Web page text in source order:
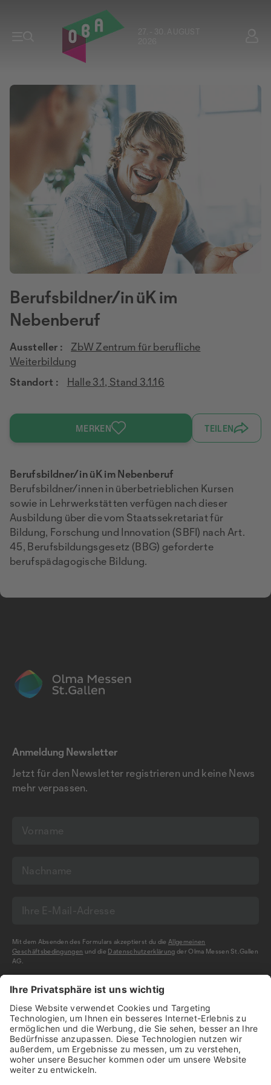
27. - 30. AUGUST
Berufsbildner/in üK im
Nebenberuf
Aussteller :
ZbW Zentrum für berufliche
Weiterbildung
Standort :
Halle 3.1, Stand 3.1.16
MERKEN TEILEN
Berufsbildner/in üK im Nebenberuf
Berufsbildner/innen in überbetrieblichen Kursen
sowie in Lehrwerkstätten verfügen nach dieser
Ausbildung über die vom Staatssekretariat für
Bildung, Forschung und Innovation (SBFI) nach Art.
45, Berufsbildungsgesetz (BBG) geforderte
berufspädagogische Bildung.
Anmeldung Newsletter
Jetzt für den Newsletter registrieren und keine News
mehr verpassen.
Mit dem Absenden des Formulars akzeptierst du dieAllgemeinen
Geschäftsbedingungen und die Datenschutzerklärung der Olma Messen St.Gallen
AG.
NEWSLETTER BESTELLEN